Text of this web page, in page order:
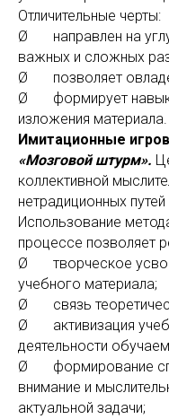
Отличительные черты:
Ø направлен на
важных и сложных
Ø позволяет
Ø формирует навыки
изложения материала.
Имитационные
«Мозговой штурм».
коллективной
нетрадиционных
Использование
процессе позволяет
Ø творческое
учебного материала;
Ø связь
Ø активизация
деятельности
Ø формирование
внимание и
актуальной задачи;